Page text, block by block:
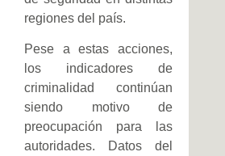
regiones del país.
Pese a estas acciones,
los indicadores de
criminalidad continúan
siendo motivo de
preocupación para las
autoridades. Datos del